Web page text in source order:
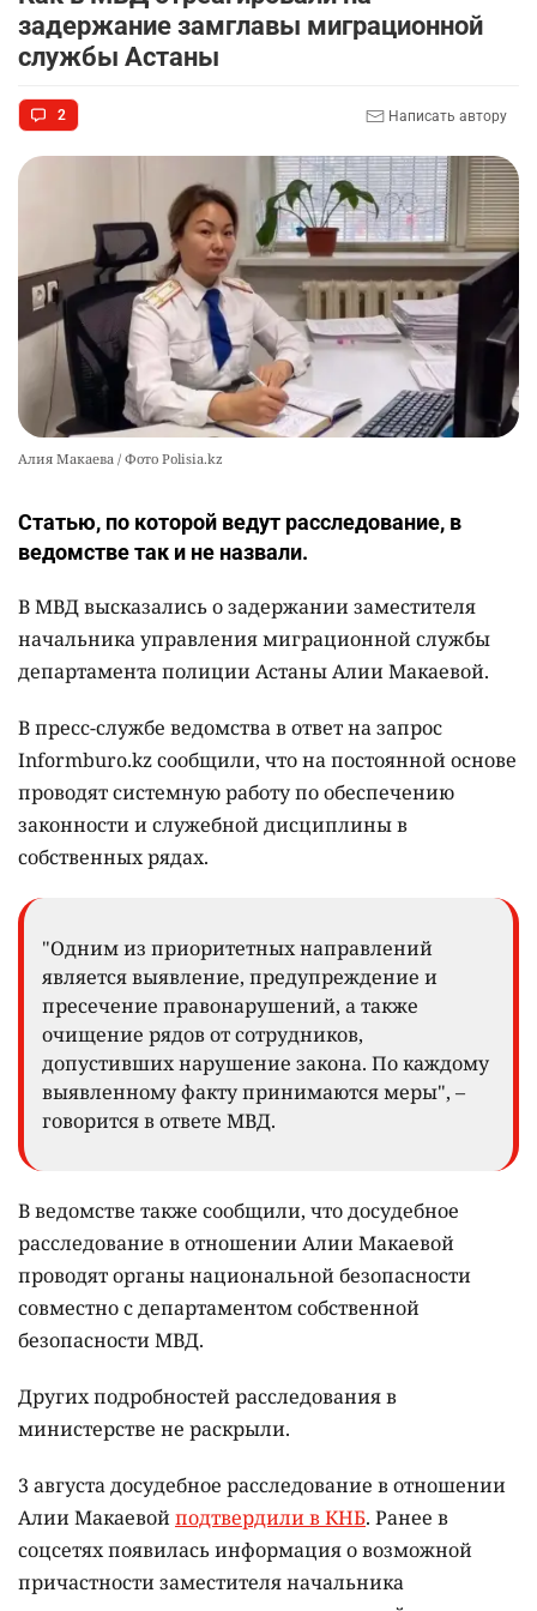
Казахстана
2351 3 49
9
2501 2 38
🚗 Казахстанцев убедили оформить
автокредиты за вознаграждение
2491 11
задержание замглавы миграционной
службы Астаны
2 Написать автору
Алия Макаева / Фото Polisia.kz
Статью, по которой ведут расследование, в
ведомстве так и не назвали.
В МВД высказались о задержании заместителя
начальника управления миграционной службы
департамента полиции Астаны Алии Макаевой.
В пресс-службе ведомства в ответ на запрос
Informburo.kz сообщили, что на постоянной основе
проводят системную работу по обеспечению
законности и служебной дисциплины в
собственных рядах.
"Одним из приоритетных направлений
является выявление, предупреждение и
пресечение правонарушений, а также
очищение рядов от сотрудников,
допустивших нарушение закона. По каждому
выявленному факту принимаются меры", –
говорится в ответе МВД.
В ведомстве также сообщили, что досудебное
расследование в отношении Алии Макаевой
проводят органы национальной безопасности
совместно с департаментом собственной
безопасности МВД.
Других подробностей расследования в
министерстве не раскрыли.
3 августа досудебное расследование в отношении
Алии Макаевойподтвердили в КНБ. Ранее в
соцсетях появилась информация о возможной
причастности заместителя начальника